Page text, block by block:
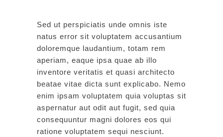
Sed ut perspiciatis unde omnis iste
natus error sit voluptatem accusantium
doloremque laudantium, totam rem
aperiam, eaque ipsa quae ab illo
inventore veritatis et quasi architecto
beatae vitae dicta sunt explicabo. Nemo
enim ipsam voluptatem quia voluptas sit
aspernatur aut odit aut fugit, sed quia
consequuntur magni dolores eos qui
ratione voluptatem sequi nesciunt.